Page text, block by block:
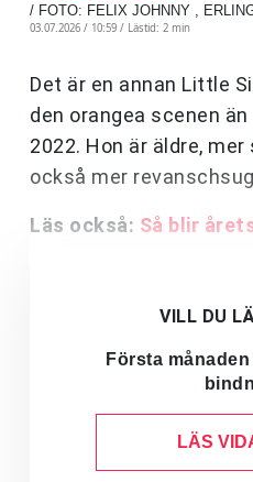
/ FOTO: FELIX JOHNNY ,
03.07.2026 / 10:59 / Lästid: 2 min
Det är en annan Little
den orangea scenen
2022. Hon är äldre,
också mer
Läs också: Så blir
VILL DU
Första
LÄS